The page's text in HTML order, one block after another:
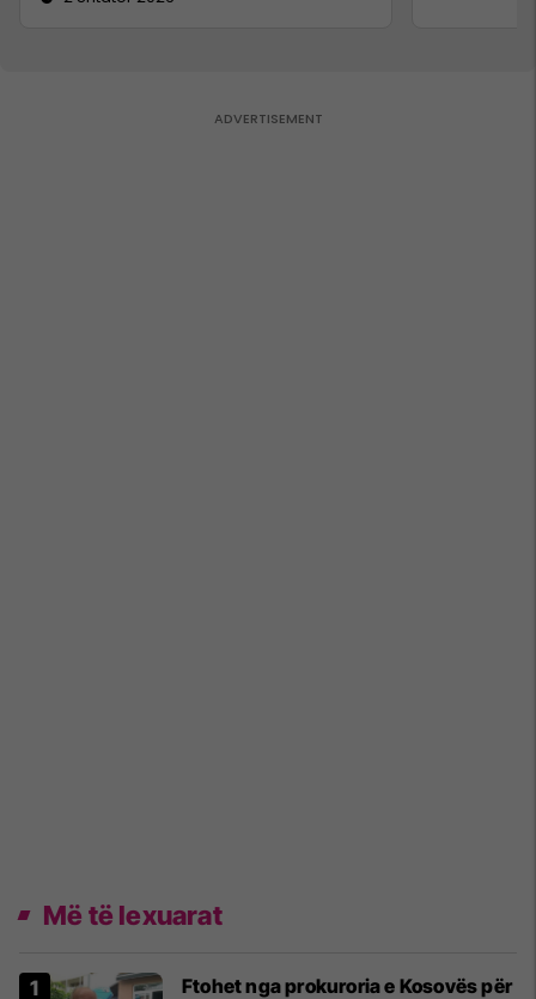
Më të lexuarat
Ftohet nga prokuroria e Kosovës për